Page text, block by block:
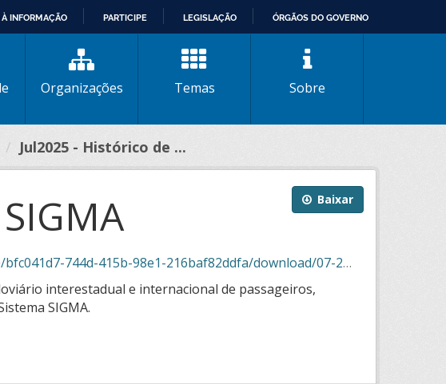
INFORMAÇÃO PARTICIPE LEGISLAÇÃO ÓRGÃOS DO GOVERNO
Organizações Temas Sobre
Jul2025 - Histórico de ...
Baixar
98e1-216baf82ddfa/download/07-2025_linhas_historico_sigma.csv
interestadual e internacional de passageiros,
SIGMA.